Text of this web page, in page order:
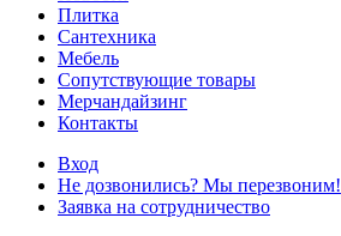
Плитка
Сантехника
Мебель
Сопутствующие товары
Мерчандайзинг
Контакты
Вход
Не дозвонились? Мы перезвоним!
Заявка на сотрудничество